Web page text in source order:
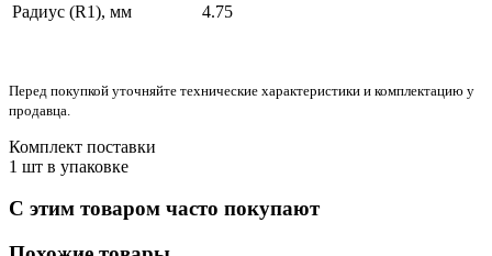
Радиус (R1), мм
4.75
Перед покупкой уточняйте технические характеристики и комплектацию у
продавца.
Комплект поставки
1 шт в упаковке
С этим товаром часто покупают